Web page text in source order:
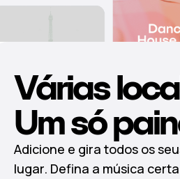
Várias
Um só
Adicione e gira todos os
lugar. Defina a música